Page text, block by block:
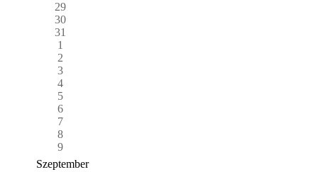
29
30
31
1
2
3
4
5
6
7
8
9
Szeptember